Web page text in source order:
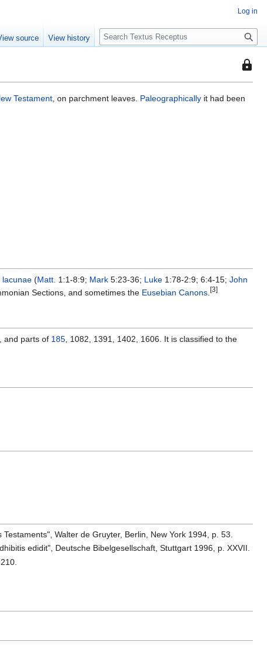
This
Testament, on parchment leaves. Paleographically it had been
lacunae (Matt. 1:1-8:9; Mark 5:23-36; Luke 1:78-2:9; 6:4-15; John
Sections, and sometimes the Eusebian Canons. [3]
and parts of 185, 1082, 1391, 1402, 1606. It is classified to the
Walter de Gruyter, Berlin, New York 1994, p. 53.
edidit", Deutsche Bibelgesellschaft, Stuttgart 1996, p. XXVII.
Log in
source View history
S
e
c
h